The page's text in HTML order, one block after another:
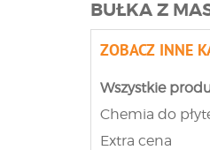
BUŁKA Z
ZOBACZ INNE
Wszystkie
Chemia do
Extra cena